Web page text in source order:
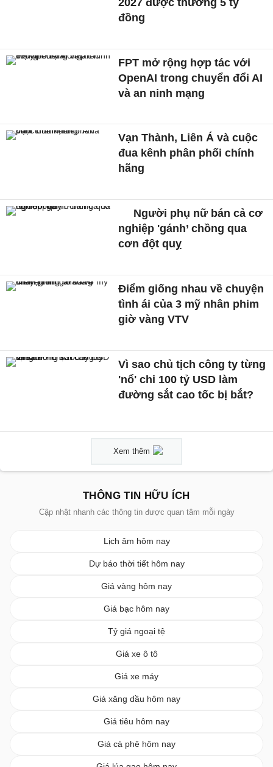
2027 được thưởng 5 tỷ
đồng
FPT mở rộng hợp tác với
OpenAI trong chuyển đổi AI
và an ninh mạng
Vạn Thành, Liên Á và cuộc
đua kênh phân phối chính
hãng
Người phụ nữ bán cả cơ
nghiệp 'gánh’ chồng qua
cơn đột quỵ
Điểm giống nhau về chuyện
tình ái của 3 mỹ nhân phim
giờ vàng VTV
Vì sao chủ tịch công ty từng
'nổ' chi 100 tỷ USD làm
đường sắt cao tốc bị bắt?
Xem thêm
THÔNG TIN HỮU ÍCH
Cập nhật nhanh các thông tin được quan tâm mỗi ngày
Lịch âm hôm nay
Dự báo thời tiết hôm nay
Giá vàng hôm nay
Giá bạc hôm nay
Tỷ giá ngoại tệ
Giá xe ô tô
Giá xe máy
Giá xăng dầu hôm nay
Giá tiêu hôm nay
Giá cà phê hôm nay